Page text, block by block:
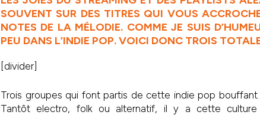
SOUVENT SUR DES TITRES QUI VOUS
NOTES DE LA MÉLODIE. COMME JE SUIS
PEU DANS L’INDIE POP. VOICI DONC TROIS
[divider]
Trois groupes qui font partis de cette indie pop
Tantôt electro, folk ou alternatif, il y a cette